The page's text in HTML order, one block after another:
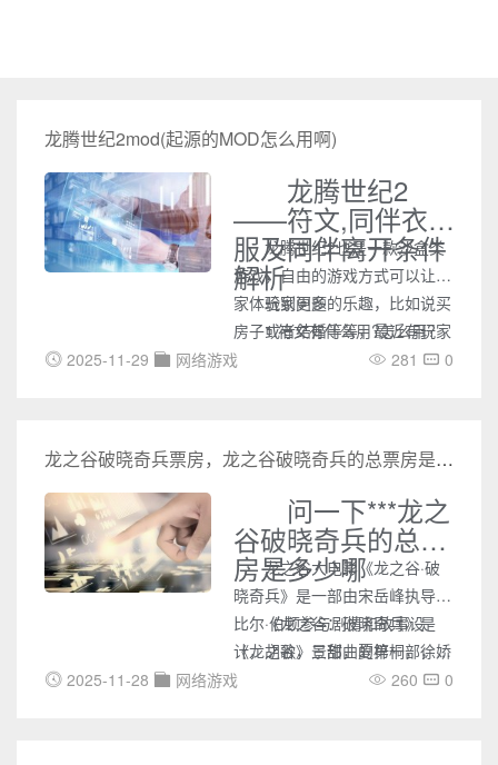
龙腾世纪2mod(起源的MOD怎么用啊)
龙腾世纪2
——符文,同伴衣
服及同伴离开条件
解析
龙腾世纪2也是一款沙盒类
游戏，自由的游戏方式可以让玩
家体验到更多的乐趣，比如说买
房子或者结婚等等，最近有玩家
提出了游戏中的一些问题，有类
玩家问题
1.符文有什么用?怎么用?
281
0
2025-11-29 网络游戏
龙之谷破晓奇兵票房，龙之谷破晓奇兵的总票房是多少哪
问一下***龙之
谷破晓奇兵的总票
房是多少哪
龙之谷大电影《龙之谷·破
晓奇兵》是一部由宋岳峰执导，
比尔·伯顿参与剧情和故事设
计，胡歌，景甜，夏梓桐，徐娇
等参与配音的一部魔幻动画电
《龙之谷：破晓奇兵》是
《龙之谷》三部曲的第一部，改
编自盛大游戏的《龙之谷》，由
260 0
2025-11-28 网络游戏